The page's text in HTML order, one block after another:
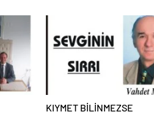
KIYMET BİLİNMEZSE